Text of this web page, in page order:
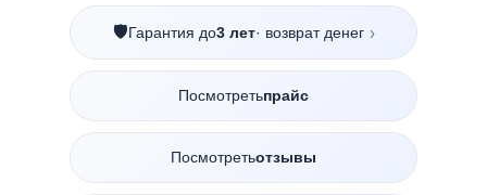
🛡️Гарантия до3 лет· возврат денег ›
Посмотретьпрайс
Посмотретьотзывы